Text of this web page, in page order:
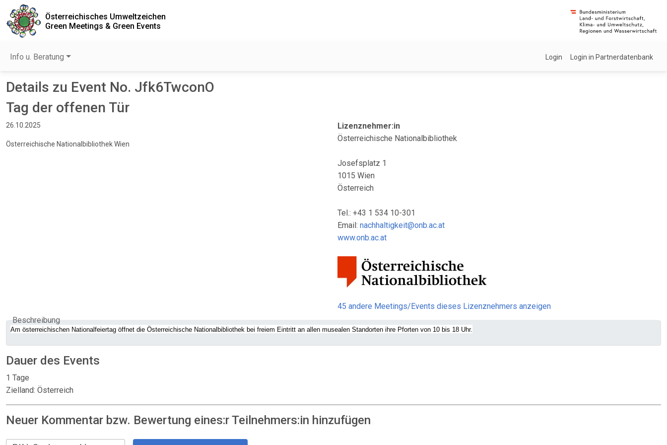
Österreichisches Umweltzeichen
Green Meetings & Green Events
Info u. Beratung Login Login in Partnerdatenbank
Details zu Event No. Jfk6TwconO
Tag der offenen Tür
26.10.2025
Österreichische Nationalbibliothek Wien
Lizenznehmer:in
Österreichische Nationalbibliothek
Josefsplatz 1
1015 Wien
Österreich
Tel.: +43 1 534 10-301
Email: nachhaltigkeit@onb.ac.at
www.onb.ac.at
45 andere Meetings/Events dieses Lizenznehmers anzeigen
Beschreibung
Am österreichischen Nationalfeiertag öffnet die Österreichische Nationalbibliothek bei freiem Eintritt an allen musealen Standorten ihre Pforten von 10 bis 18 Uhr.
Dauer des Events
1 Tage
Zielland: Österreich
Neuer Kommentar bzw. Bewertung eines:r Teilnehmers:in hinzufügen